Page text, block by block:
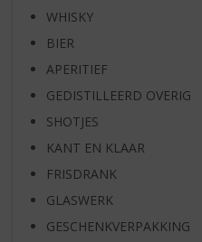
WHISKY
BIER
APERITIEF
GEDISTILLEERD OVERIG
SHOTJES
KANT EN KLAAR
FRISDRANK
GLASWERK
GESCHENKVERPAKKING